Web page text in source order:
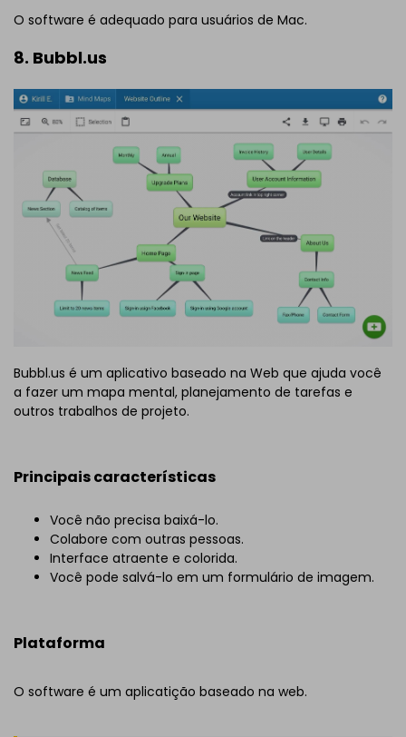
O software é adequado para usuários de Mac.
8. Bubbl.us
Bubbl.us é um aplicativo baseado na Web que ajuda você
a fazer um mapa mental, planejamento de tarefas e
outros trabalhos de projeto.
Principais características
Você não precisa baixá-lo.
Colabore com outras pessoas.
Interface atraente e colorida.
Você pode salvá-lo em um formulário de imagem.
Plataforma
O software é um aplicatição baseado na web.